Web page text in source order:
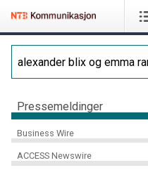
Pressemeldinger
Business Wire
ACCESS Newswire